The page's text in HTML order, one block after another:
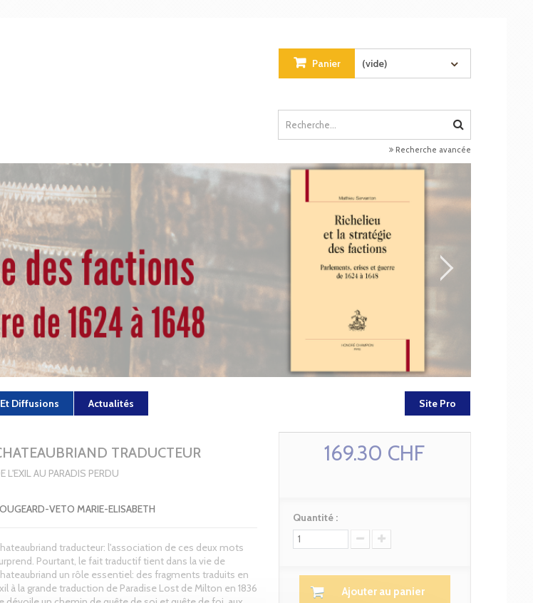
Panier (vide)
Recherche avancée
Diffusions Actualités Site Pro
TRADUCTEUR
L'EXIL AU PARADIS PERDU
VETO MARIE-ELISABETH
traducteur: l'association de ces deux mots
Pourtant, le fait traductif tient dans la vie de
un rôle essentiel: des fragments traduits en
à la grande traduction de Paradise Lost de Milton en 1836
169.30 CHF
Quantité :
Ajouter au panier